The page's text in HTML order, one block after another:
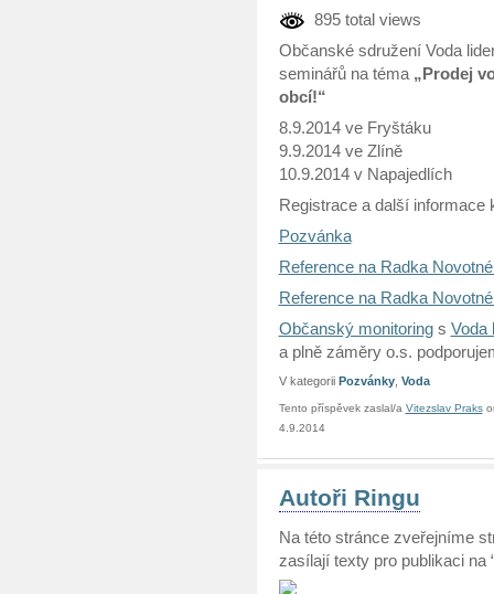
895 total views
Občanské sdružení Voda
seminářů na téma „Prodej
obcí!“
8.9.2014 ve Fryštáku
9.9.2014 ve Zlíně
10.9.2014 v Napajedlích
Registrace a další informace
Pozvánka
Reference na Radka
Reference na Radka
Občanský monitorings Voda
a plně záměry o.s.
V kategorii Pozvánky, Voda
Tento příspěvek zaslal/a Vitezslav Praks
4.9.2014
Autoři Ringu
Na této stránce zveřejníme
zasílají texty pro publikaci na